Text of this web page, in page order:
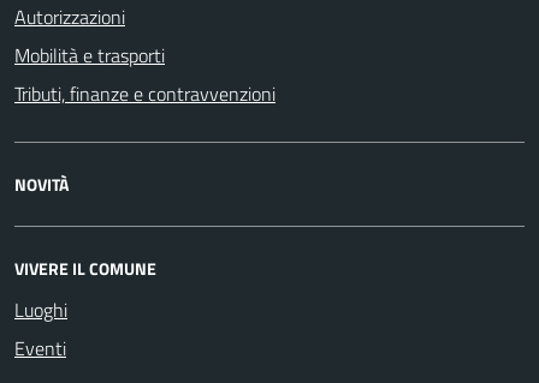
Autorizzazioni
Mobilità e trasporti
Tributi, finanze e contravvenzioni
NOVITÀ
VIVERE IL COMUNE
Luoghi
Eventi